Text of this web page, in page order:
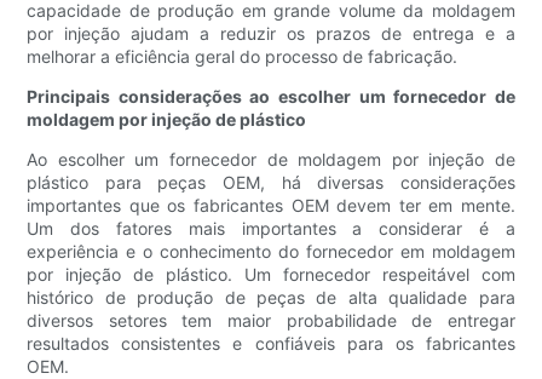
capacidade de produção em grande volume da moldagem
por injeção ajudam a reduzir os prazos de entrega e a
melhorar a eficiência geral do processo de fabricação.
Principais considerações ao escolher um fornecedor de
moldagem por injeção de plástico
Ao escolher um fornecedor de moldagem por injeção de
plástico para peças OEM, há diversas considerações
importantes que os fabricantes OEM devem ter em mente.
Um dos fatores mais importantes a considerar é a
experiência e o conhecimento do fornecedor em moldagem
por injeção de plástico. Um fornecedor respeitável com
histórico de produção de peças de alta qualidade para
diversos setores tem maior probabilidade de entregar
resultados consistentes e confiáveis ​​para os fabricantes
OEM.